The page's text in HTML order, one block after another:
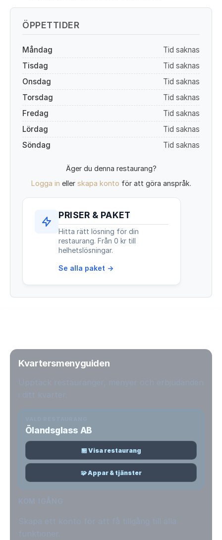
ÖPPETTIDER
Måndag
Tid saknas
Tisdag
Tid saknas
Onsdag
Tid saknas
Torsdag
Tid saknas
Fredag
Tid saknas
Lördag
Tid saknas
Söndag
Tid saknas
Äger du denna restaurang?
Logga in eller skapa konto för att göra anspråk.
PRISER & PAKET
Hitta rätt lösning för din
restaurang. Från 0 kr till
helhetslösningar.
Se alla paket →
Kvartersmenyguiden
Ölandsglass AB
🏪 Visa restaurang
🧩 Appar & tjänster